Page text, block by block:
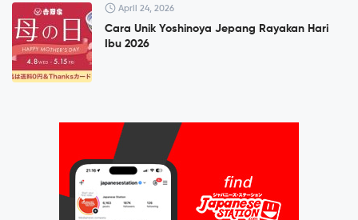
April 24, 2026
Cara Unik Yoshinoya Jepang Rayakan Hari
Ibu 2026